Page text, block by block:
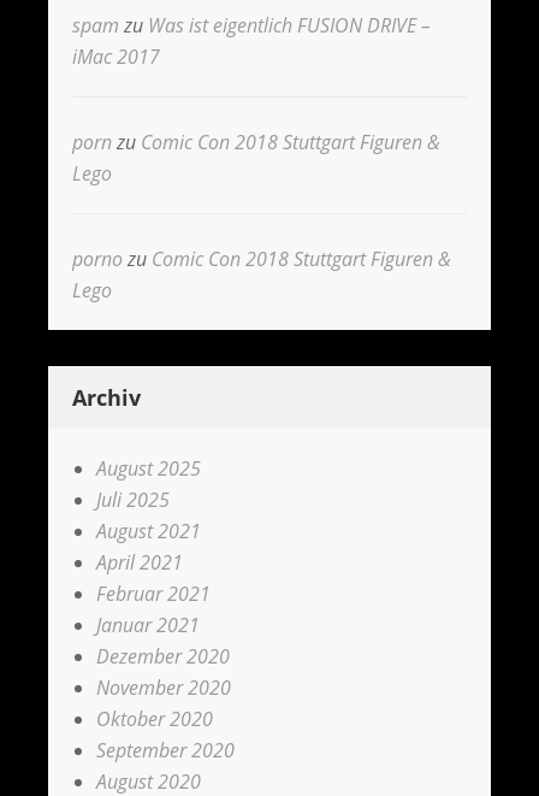
spam zu Was ist eigentlich FUSION DRIVE –
iMac 2017
pornzu Comic Con 2018 Stuttgart Figuren &
Lego
porno zu Comic Con 2018 Stuttgart Figuren &
Lego
Archiv
August 2025
Juli 2025
August 2021
April 2021
Februar 2021
Januar 2021
Dezember 2020
November 2020
Oktober 2020
September 2020
August 2020